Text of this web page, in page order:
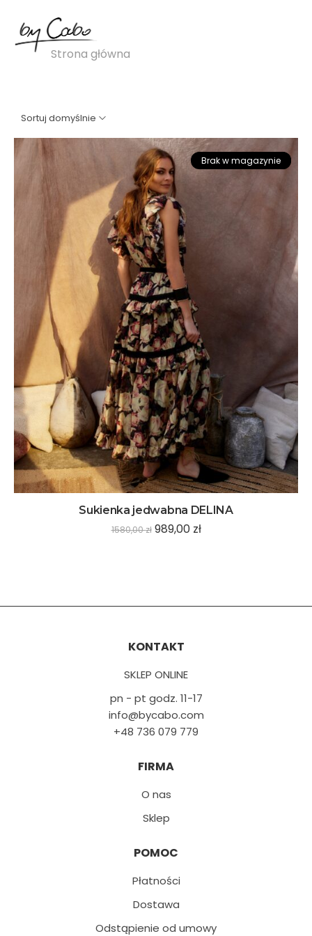
sukienka z falbankami
Strona główna
Sortuj domyślnie
Promocja!
Brak w magazynie
Sukienka jedwabna DELINA
1580,00zł 989,00 zł
KONTAKT
SKLEP ONLINE
pn - pt godz. 11-17
info@bycabo.com
+48 736 079 779
FIRMA
O nas
Sklep
POMOC
Płatności
Dostawa
Odstąpienie od umowy